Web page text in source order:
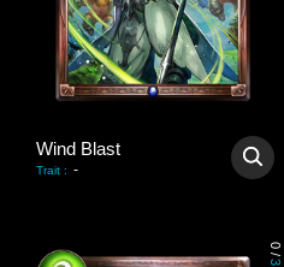
Wind Blast
Trait : -
0
/
3